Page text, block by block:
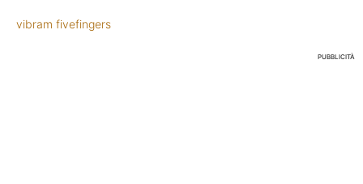
vibram fivefingers
PUBBLICITÀ